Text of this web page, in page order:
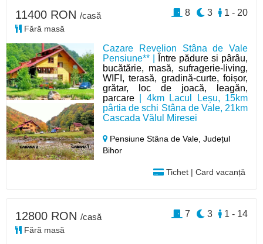
Cazare Revelion Stâna de Vale
Pensiune** |
Între pădure si pârâu,
bucătărie, masă, sufragerie-living,
WIFI, terasă, gradină-curte, foișor,
grătar, loc de joacă, leagăn,
parcare | 4km Lacul Leșu, 15km
pârtia de schi Stâna de Vale, 21km
Cascada Vălul Miresei
Pensiune Stâna de Vale,Județul
Bihor
Tichet | Card vacanță
11400 RON /casă
Fără masă
1 - 20
3
8
12800 RON /casă
Fără masă
1 - 14
3
7